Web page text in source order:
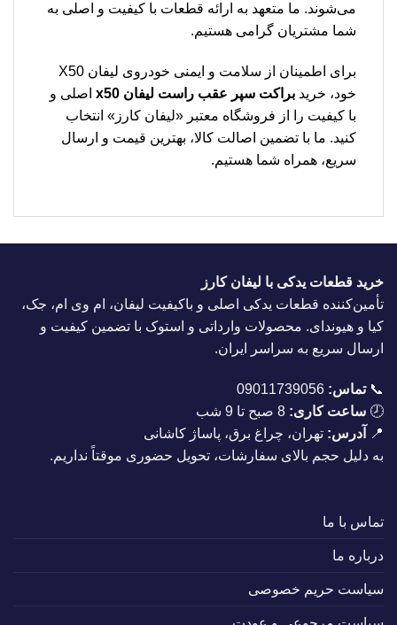
می‌شوند. ما متعهد به ارائه قطعات با کیفیت و اصلی به
شما مشتریان گرامی هستیم.
برای اطمینان از سلامت و ایمنی خودروی لیفان X50
خود، خرید براکت سپر عقب راست لیفان x50
اصلی و
با کیفیت را از فروشگاه معتبر «لیفان کارز» انتخاب
کنید. ما با تضمین اصالت کالا، بهترین قیمت و ارسال
سریع، همراه شما هستیم.
خرید قطعات یدکی با لیفان کارز
تأمین‌کننده قطعات یدکی اصلی و باکیفیت لیفان، ام وی ام، جک،
کیا و هیوندای. محصولات وارداتی و استوک با تضمین کیفیت و
ارسال سریع به سراسر ایران.
📞تماس: 09011739056
🕗 ساعت کاری:
📍
آدرس: تهران، چراغ برق، پاساژ کاشانی
به دلیل حجم بالای سفارشات، تحویل حضوری موقتاً نداریم.
تماس با ما
درباره ما
سیاست حریم خصوصی